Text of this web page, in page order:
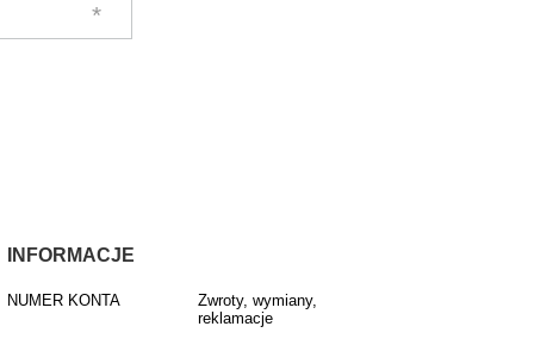
INFORMACJE
NUMER KONTA
Zwroty, wymiany,
reklamacje